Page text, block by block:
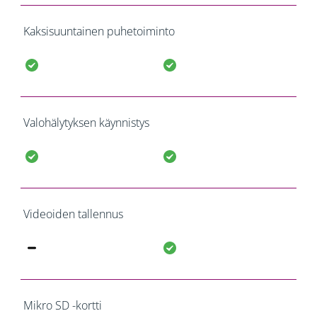
Kaksisuuntainen puhetoiminto
Valohälytyksen käynnistys
Videoiden tallennus
Mikro SD -kortti